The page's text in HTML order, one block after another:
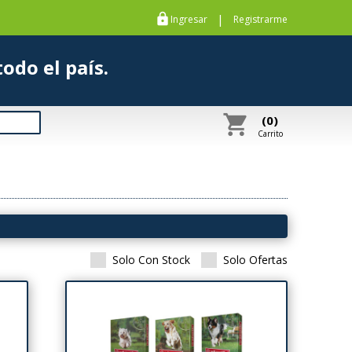
https Ingresar | Registrarme
a todo el país.
shopping_cart (0)
Carrito
Solo Con Stock Solo Ofertas